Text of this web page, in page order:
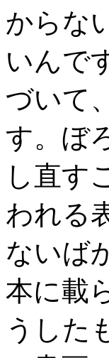
からな
いんで
づいて
す。ぼ
し直す
われる
ないば
本に載
うした